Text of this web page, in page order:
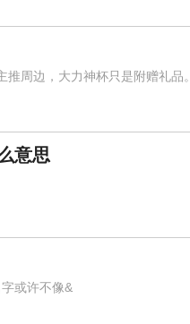
周边，大力神杯只是附赠礼品。
意思
或许不像&